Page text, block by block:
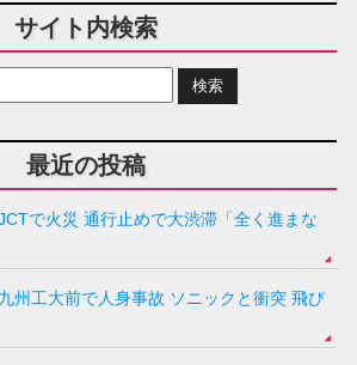
サイト内検索
最近の投稿
で火災 通行止めで大渋滞「全く進まな
州工大前で人身事故 ソニックと衝突 飛び